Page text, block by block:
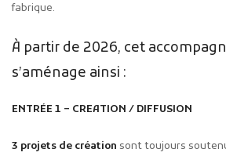
fabrique.
À partir de 2026, cet
s’aménage ainsi :
ENTRÉE 1 – CREATION / DIFFUSION
3 projets de création sont toujours